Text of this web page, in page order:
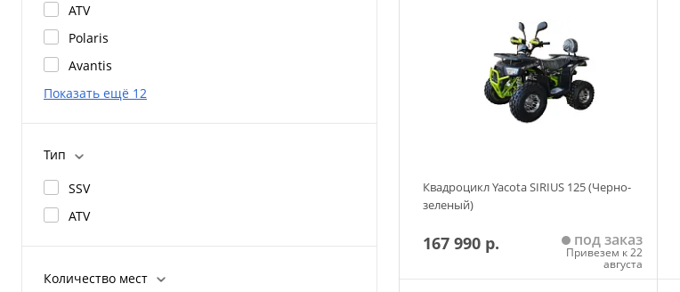
ATV
Polaris
Avantis
Показать ещё 12
Тип
SSV
ATV
Количество мест
Квадроцикл Yacota SIRIUS 125 (Черно-
зеленый)
167 990 р. под заказ
Привезем к 22
августа